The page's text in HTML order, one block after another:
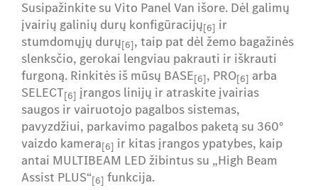
Susipažinkite su Vito Panel Van išore. Dėl galimų
įvairių galinių durų konfigūracijų[6] ir
stumdomųjų durų[6], taip pat dėl žemo bagažinės
slenksčio, gerokai lengviau pakrauti ir iškrauti
furgoną. Rinkitės iš mūsų BASE[6], PRO[6] arba
SELECT[6] įrangos linijų ir atraskite įvairias
saugos ir vairuotojo pagalbos sistemas,
pavyzdžiui, parkavimo pagalbos paketą su 360°
vaizdo kamera[6] ir kitas įrangos ypatybes, kaip
antai MULTIBEAM LED žibintus su „High Beam
Assist PLUS“[6] funkcija.